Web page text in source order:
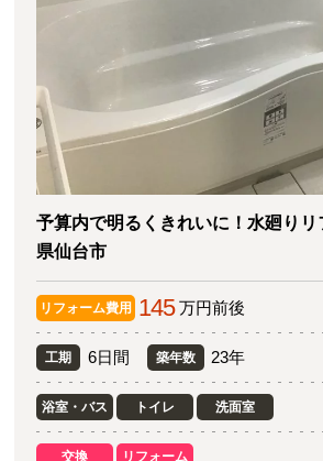
予算内で明るくきれいに！水廻り
県仙台市
リフォーム費用 145 万円前後
工期 6日間 築年数 23年
浴室・バス トイレ 洗面室
交換 リフォーム